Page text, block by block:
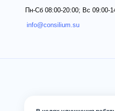
Пн-Сб 08:00-20:00; Вс 09:00-
info@consilium.su